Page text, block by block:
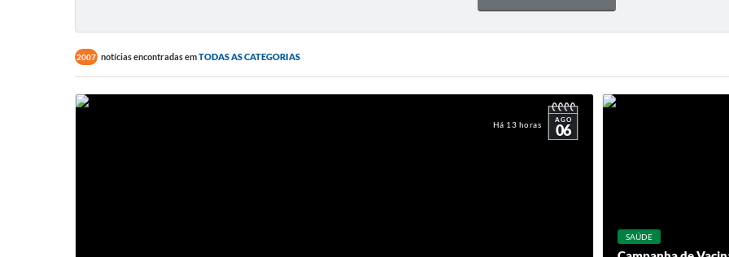
2007 notícias encontradas emTODAS AS CATEGORIAS
Há 13 horas AGO
06
SAÚDE